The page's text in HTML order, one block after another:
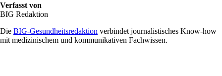
Verfasst von
BIG Redaktion
Die BIG-Gesundheitsredaktion verbindet journalistisches Know-how
mit medizinischem und kommunikativen Fachwissen.